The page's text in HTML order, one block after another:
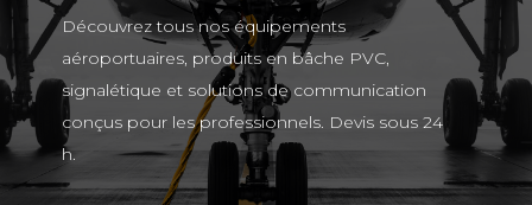
Découvrez tous nos équipements
aéroportuaires, produits en bâche PVC,
signalétique et solutions de communication
conçus pour les professionnels. Devis sous 24
h.